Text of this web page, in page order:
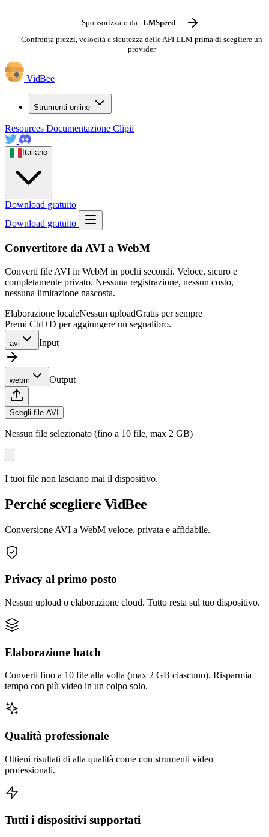
Sponsorizzato da LMSpeed
-
Confronta prezzi, velocità e sicurezza delle API LLM prima di scegliere un
provider
VidBee
Strumenti online
Resources Documentazione Clipii
Italiano
Download gratuito
Download gratuito
Convertitore da AVI a WebM
Converti file AVI in WebM in pochi secondi. Veloce, sicuro e
completamente privato. Nessuna registrazione, nessun costo,
nessuna limitazione nascosta.
Elaborazione localeNessun uploadGratis per sempre
Premi Ctrl+D per aggiungere un segnalibro.
avi Input
webm Output
Scegli file AVI
Nessun file selezionato (fino a 10 file, max 2 GB)
I tuoi file non lasciano mai il dispositivo.
Perché scegliere VidBee
Conversione AVI a WebM veloce, privata e affidabile.
Privacy al primo posto
Nessun upload o elaborazione cloud. Tutto resta sul tuo dispositivo.
Elaborazione batch
Converti fino a 10 file alla volta (max 2 GB ciascuno). Risparmia
tempo con più video in un colpo solo.
Qualità professionale
Ottieni risultati di alta qualità come con strumenti video
professionali.
Tutti i dispositivi supportati